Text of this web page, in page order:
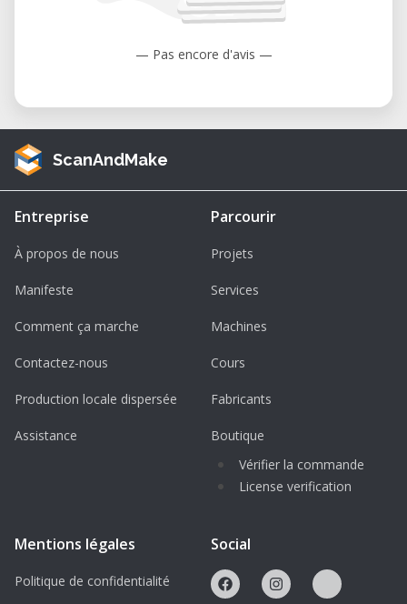
— Pas encore d'avis —
ScanAndMake
Entreprise
À propos de nous
Manifeste
Comment ça marche
Contactez-nous
Production locale dispersée
Assistance
Parcourir
Projets
Services
Machines
Cours
Fabricants
Boutique
Vérifier la commande
License verification
Mentions légales
Politique de confidentialité
Social